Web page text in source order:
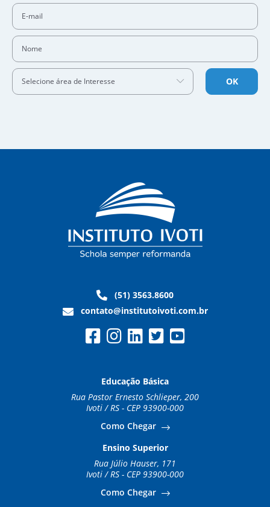
Selecione área de Interesse OK
(51) 3563.8600
contato@institutoivoti.com.br
Educação Básica
Rua Pastor Ernesto Schlieper, 200
Ivoti / RS - CEP 93900-000
Como Chegar
Ensino Superior
Rua Júlio Hauser, 171
Ivoti / RS - CEP 93900-000
Como Chegar